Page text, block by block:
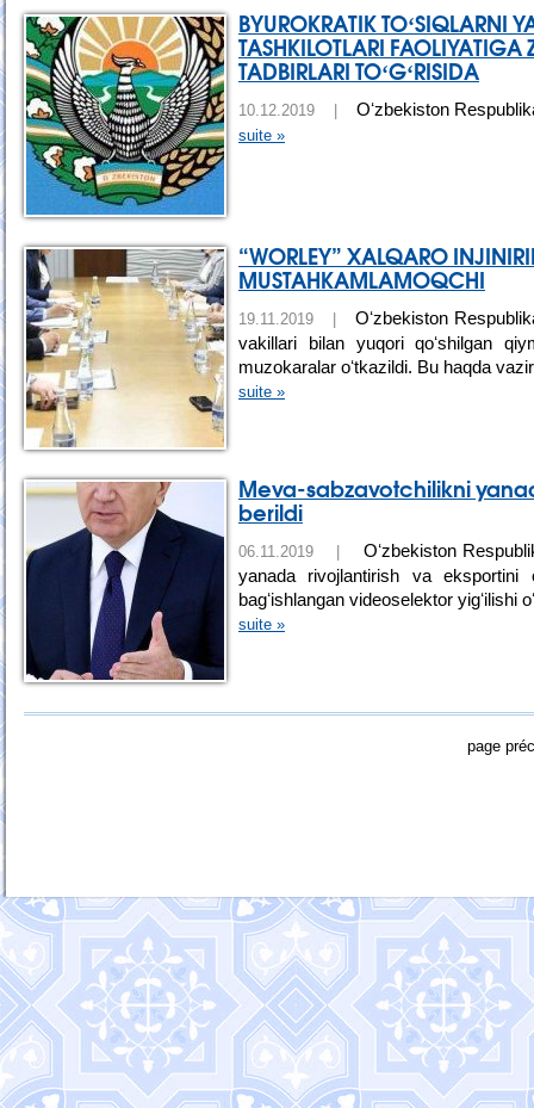
BYUROKRATIK TOʻSIQLARNI
TASHKILOTLARI
TADBIRLARI TOʻGʻRISIDA
10.12.2019 | Oʻzbekiston
suite »
“WORLEY” XALQARO
MUSTAHKAMLAMOQCHI
19.11.2019 |
Oʻzbekiston
vakillari bilan yuqori qoʻshilgan
muzokaralar oʻtkazildi. Bu haqda
suite »
Meva-sabzavotchilikni
berildi
06.11.2019 |
Oʻzbekiston
yanada rivojlantirish va eksportini
bagʻishlangan videoselektor yigʻilishi
suite »
page